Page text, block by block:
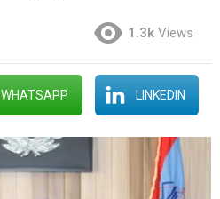
1.3k Views
WHATSAPP LINKEDIN